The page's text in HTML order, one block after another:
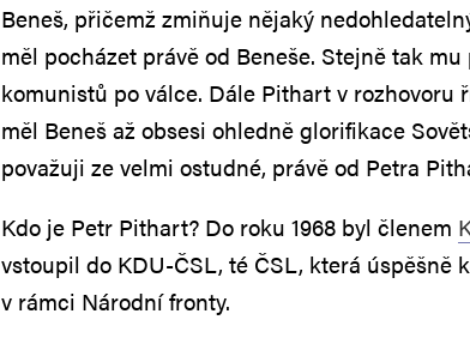
Beneš, přičemž zmiňuje nějaký
měl pocházet právě od Beneše. Stejně tak
komunistů po válce. Dále Pithart v rozhovoru
měl Beneš až obsesi ohledně glorifikace
považuji ze velmi ostudné, právě od Petra
Kdo je Petr Pithart? Do roku 1968 byl členem
vstoupil do KDU-ČSL, té ČSL, která úspěšně
v rámci Národní fronty.